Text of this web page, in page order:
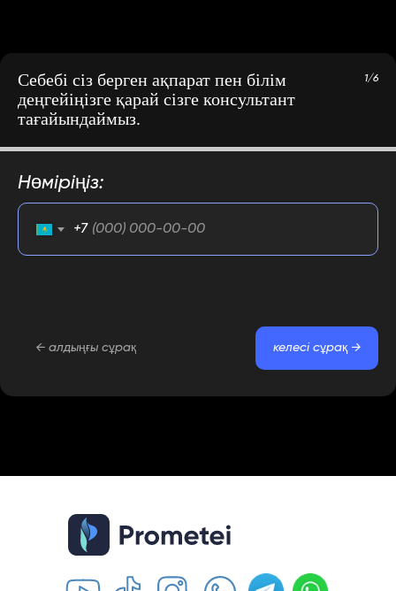
Себебі сіз берген ақпарат пен білім
деңгейіңізге қарай сізге консультант
тағайындаймыз.
1/6
Нөміріңіз:
+7
← алдыңғы сұрақ келесі сұрақ →